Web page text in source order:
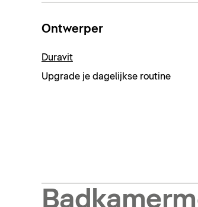
Ontwerper
Duravit
Upgrade je dagelijkse routine